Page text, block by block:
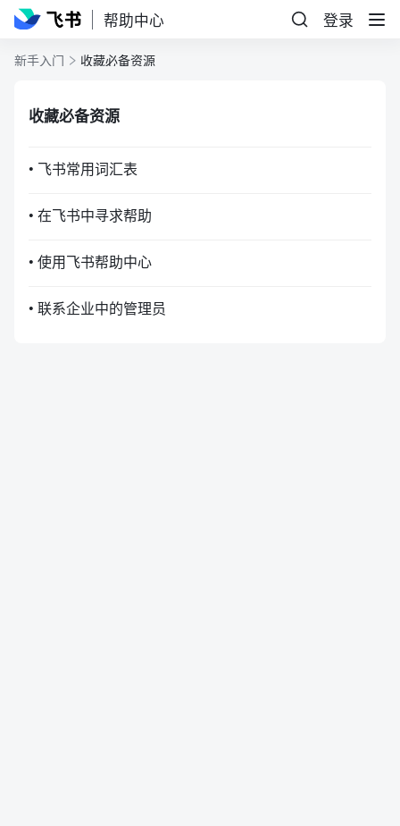
帮助中心 登录
新手入门 收藏必备资源
收藏必备资源
• 飞书常用词汇表
• 在飞书中寻求帮助
• 使用飞书帮助中心
• 联系企业中的管理员